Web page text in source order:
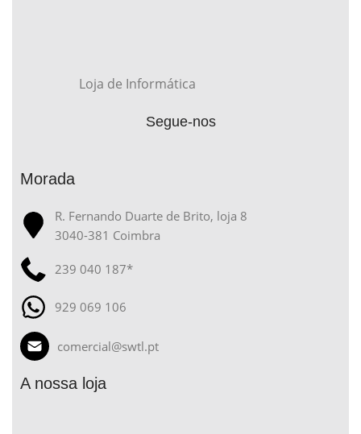
Loja de Informática
Segue-nos
Morada
R. Fernando Duarte de Brito, loja 8
3040-381 Coimbra
239 040 187*
929 069 106
comercial@swtl.pt
A nossa loja